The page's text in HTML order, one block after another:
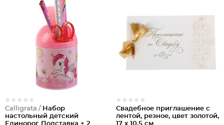
Calligrata / Набор
настольный детский
Свадебное приглашение с
лентой, резное, цвет золотой,